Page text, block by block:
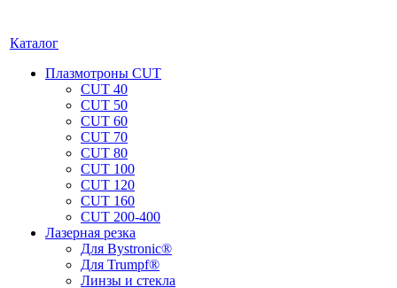
Каталог
Плазмотроны CUT
CUT 40
CUT 50
CUT 60
CUT 70
CUT 80
CUT 100
CUT 120
CUT 160
CUT 200-400
Лазерная резка
Для Bystronic®
Для Trumpf®
Линзы и стекла